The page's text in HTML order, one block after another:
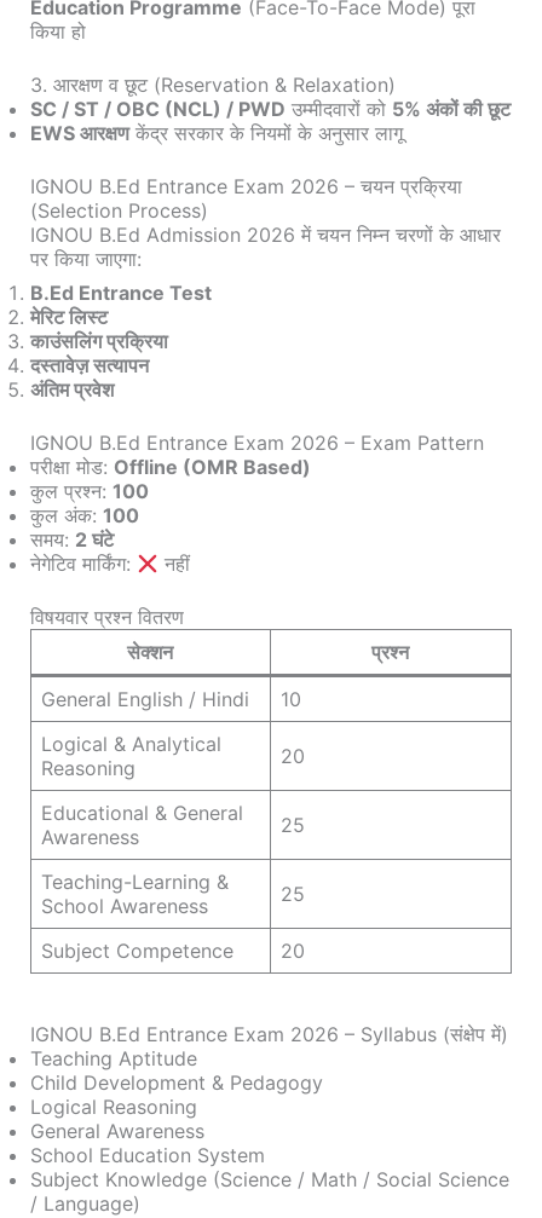
Education Programme (Face-To-Face Mode) पूरा
किया हो
3. आरक्षण व छूट (Reservation & Relaxation)
SC / ST / OBC (NCL) / PWD उम्मीदवारों को 5% अंकों की छूट
EWS आरक्षणकेंद्र सरकार के नियमों के अनुसार लागू
IGNOU B.Ed Entrance Exam 2026 – चयन प्रक्रिया
(Selection Process)
IGNOU B.Ed Admission 2026 में चयन निम्न चरणों के आधार
पर किया जाएगा:
B.Ed Entrance Test
मेरिट लिस्ट
काउंसलिंग प्रक्रिया
दस्तावेज़ सत्यापन
अंतिम प्रवेश
IGNOU B.Ed Entrance Exam 2026 – Exam Pattern
परीक्षा मोड: Offline (OMR Based)
कुल प्रश्न: 100
कुल अंक: 100
समय: 2 घंटे
नेगेटिव मार्किंग:
नहीं
विषयवार प्रश्न वितरण
सेक्शन
प्रश्न
General English / Hindi
10
Logical & Analytical
Reasoning
20
Educational & General
Awareness
25
Teaching-Learning &
School Awareness
25
Subject Competence 20
IGNOU B.Ed Entrance Exam 2026 – Syllabus (संक्षेप में)
Teaching Aptitude
Child Development & Pedagogy
Logical Reasoning
General Awareness
School Education System
Subject Knowledge (Science / Math / Social Science
/ Language)